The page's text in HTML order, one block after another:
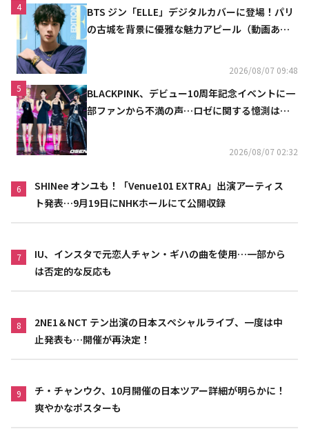
4
BTS ジン「ELLE」デジタルカバーに登場！パリ
の古城を背景に優雅な魅力アピール（動画あ
2026/08/07 09:48
5
BLACKPINK、デビュー10周年記念イベントに一
部ファンから不満の声…ロゼに関する憶測は否
2026/08/07 02:32
6
SHINee オンユも！「Venue101 EXTRA」出演アーティス
ト発表…9月19日にNHKホールにて公開収録
7
IU、インスタで元恋人チャン・ギハの曲を使用…一部から
は否定的な反応も
8
2NE1＆NCT テン出演の日本スペシャルライブ、一度は中
止発表も…開催が再決定！
9
チ・チャンウク、10月開催の日本ツアー詳細が明らかに！
爽やかなポスターも